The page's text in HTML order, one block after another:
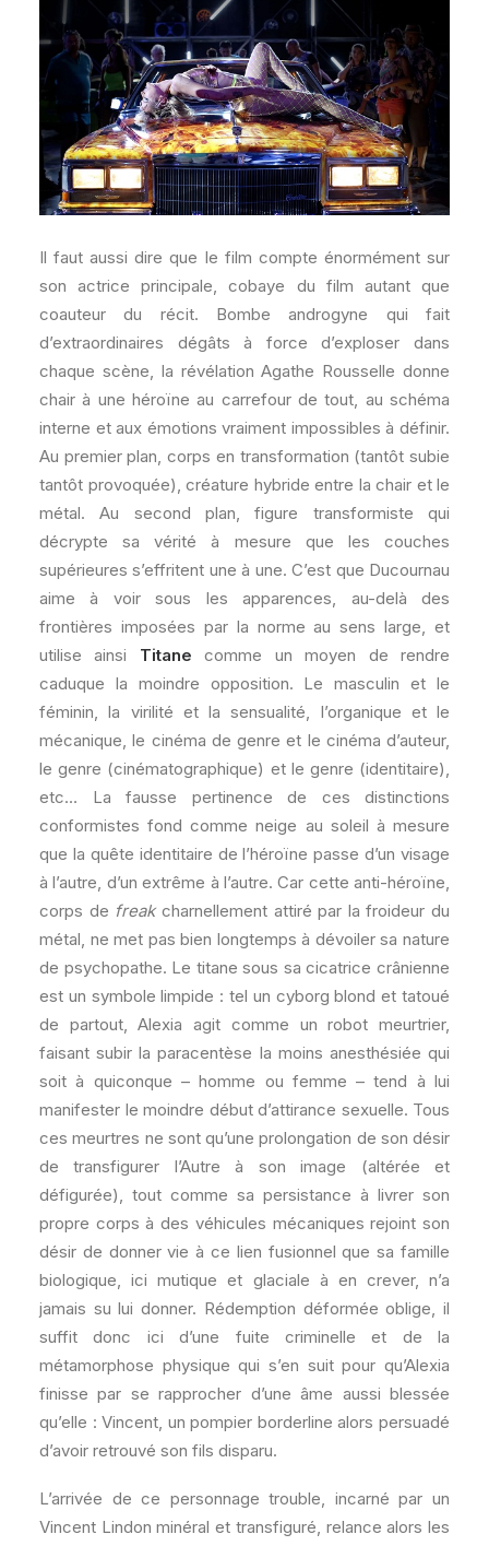
Il faut aussi dire que le film compte énormément sur
son actrice principale, cobaye du film autant que
coauteur du récit. Bombe androgyne qui fait
d’extraordinaires dégâts à force d’exploser dans
chaque scène, la révélation Agathe Rousselle donne
chair à une héroïne au carrefour de tout, au schéma
interne et aux émotions vraiment impossibles à définir.
Au premier plan, corps en transformation (tantôt subie
tantôt provoquée), créature hybride entre la chair et le
métal. Au second plan, figure transformiste qui
décrypte sa vérité à mesure que les couches
supérieures s’effritent une à une. C’est que Ducournau
aime à voir sous les apparences, au-delà des
frontières imposées par la norme au sens large, et
utilise ainsi Titane comme un moyen de rendre
caduque la moindre opposition. Le masculin et le
féminin, la virilité et la sensualité, l’organique et le
mécanique, le cinéma de genre et le cinéma d’auteur,
le genre (cinématographique) et le genre (identitaire),
etc… La fausse pertinence de ces distinctions
conformistes fond comme neige au soleil à mesure
que la quête identitaire de l’héroïne passe d’un visage
à l’autre, d’un extrême à l’autre. Car cette anti-héroïne,
corps de freakcharnellement attiré par la froideur du
métal, ne met pas bien longtemps à dévoiler sa nature
de psychopathe. Le titane sous sa cicatrice crânienne
est un symbole limpide : tel un cyborg blond et tatoué
de partout, Alexia agit comme un robot meurtrier,
faisant subir la paracentèse la moins anesthésiée qui
soit à quiconque – homme ou femme – tend à lui
manifester le moindre début d’attirance sexuelle. Tous
ces meurtres ne sont qu’une prolongation de son désir
de transfigurer l’Autre à son image (altérée et
défigurée), tout comme sa persistance à livrer son
propre corps à des véhicules mécaniques rejoint son
désir de donner vie à ce lien fusionnel que sa famille
biologique, ici mutique et glaciale à en crever, n’a
jamais su lui donner. Rédemption déformée oblige, il
suffit donc ici d’une fuite criminelle et de la
métamorphose physique qui s’en suit pour qu’Alexia
finisse par se rapprocher d’une âme aussi blessée
qu’elle : Vincent, un pompier borderline alors persuadé
d’avoir retrouvé son fils disparu.
L’arrivée de ce personnage trouble, incarné par un
Vincent Lindon minéral et transfiguré, relance alors les